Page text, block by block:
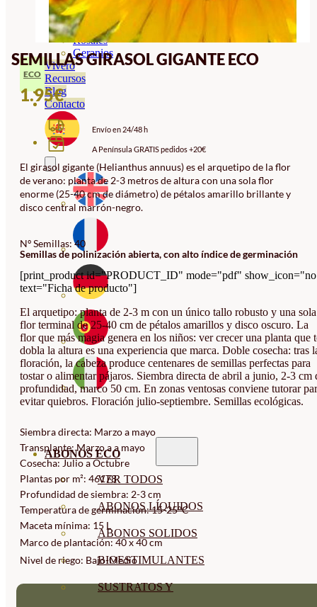
Ornamentales
Hortensias
Rosales
Geranios
Vivero
Recursos
Blog
Contacto
ABONOS ECO
VER TODOS
ABONOS LÍQUIDOS
ABONOS SOLIDOS
BIOESTIMULANTES
SUSTRATOS Y
SEMILLAS GIRASOL GIGANTE ECO
ECO
1.95€
Envío en 24/48 h
A Península GRATIS pedidos +20€
El girasol gigante (Helianthus annuus) es el arquetipo de la flor
de verano: planta de 2-3 metros de altura con una sola flor
enorme (25-40 cm de diámetro) de pétalos amarillo brillante y
disco central marrón-negro.
Nº Semillas: 40
Semillas de polinización abierta, con alto índice de germinación
[print_product id="PRODUCT_ID" mode="pdf"
text="Ficha de producto"]
El arquetipo: planta de 2-3 m con un único tallo robusto y una sola
flor terminal de 25-40 cm de pétalos amarillos y disco oscuro. La
flor que más magia genera en los niños: ver crecer una planta que
dobla la altura es una experiencia que marca. Doble cosecha: tras
floración, la cabeza produce centenares de semillas perfectas para
tostar o alimentar pájaros. Siembra directa de abril a junio, 2-3 cm
profundidad, marco 50 cm. En zonas ventosas conviene tutorar
evitar quiebros. Floración julio-septiembre. Semillas ecológicas.
Siembra directa: Marzo a mayo
Transplante: Marzo a a mayo
Cosecha: Julio a Octubre
Plantas por m²: 46178
Profundidad de siembra: 2-3 cm
Temperatura de germinación: 15-25°C
Maceta mínima: 15 L
Marco de plantación: 40 x 40 cm
Nivel de riego: Bajo-Medio